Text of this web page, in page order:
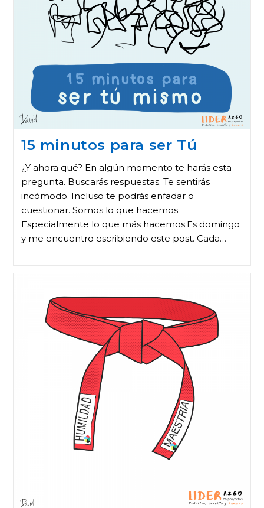
15 minutos para ser Tú
¿Y ahora qué? En algún momento te harás esta
pregunta. Buscarás respuestas. Te sentirás
incómodo. Incluso te podrás enfadar o
cuestionar. Somos lo que hacemos.
Especialmente lo que más hacemos.Es domingo
y me encuentro escribiendo este post. Cada…